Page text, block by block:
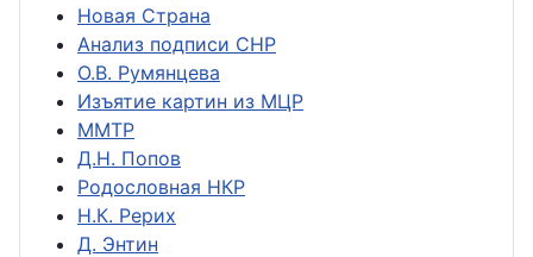
Новая Страна
Анализ подписи СНР
О.В. Румянцева
Изъятие картин из МЦР
ММТР
Д.Н. Попов
Родословная НКР
Н.К. Рерих
Д. Энтин